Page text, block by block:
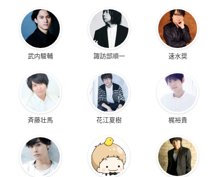
武内駿輔 諏訪部順一 速水奨
斉藤壮馬 花江夏樹 梶裕貴